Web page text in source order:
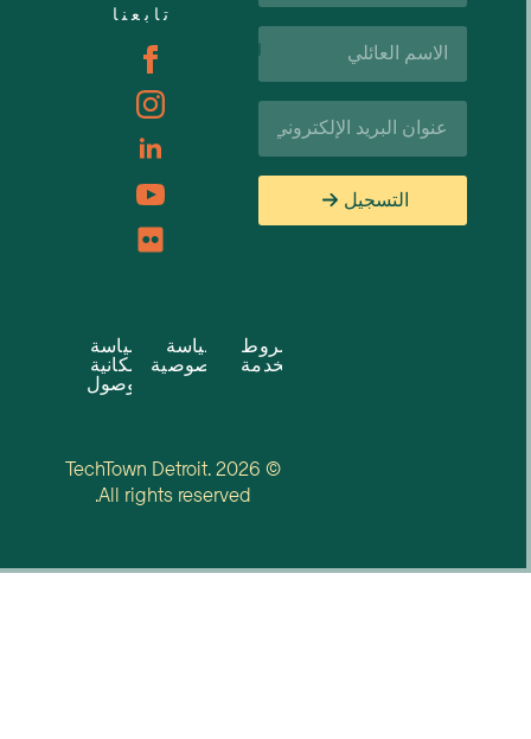
اسم
العائلة*
البريد
الإلكتروني*
التسجيل
الوظائف
تابعنا
شروط
الخدمة
سياسة
الخصوصية
سياسة
إمكانية
الوصول
© 2026 TechTown Detroit.
All rights reserved.